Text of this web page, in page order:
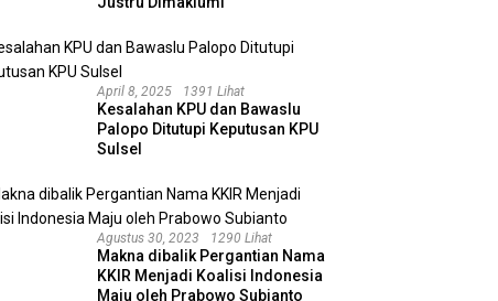
April 8, 2025 1391 Lihat
Kesalahan KPU dan Bawaslu
Palopo Ditutupi Keputusan KPU
Sulsel
Agustus 30, 2023 1290 Lihat
Makna dibalik Pergantian Nama
KKIR Menjadi Koalisi Indonesia
Maju oleh Prabowo Subianto